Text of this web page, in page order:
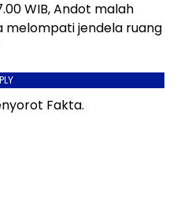
WIB, Andot malah
melompati jendela ruang
Fakta.